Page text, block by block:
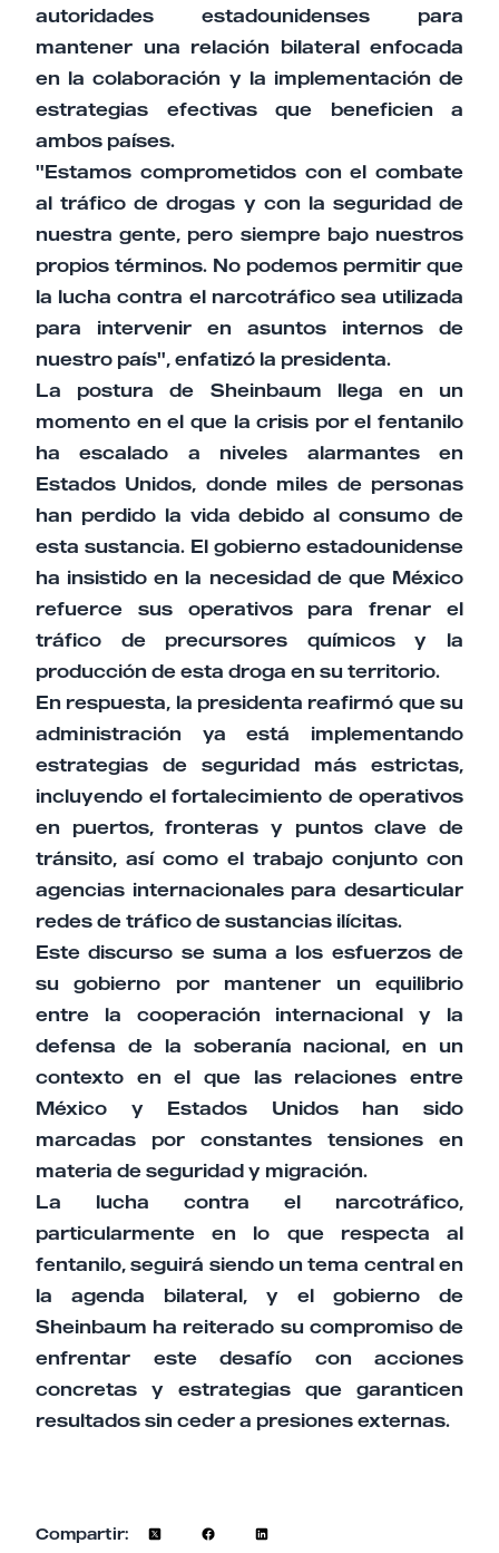
autoridades estadounidenses para
mantener una relación bilateral enfocada
en la colaboración y la implementación de
estrategias efectivas que beneficien a
ambos países.
"Estamos comprometidos con el combate
al tráfico de drogas y con la seguridad de
nuestra gente, pero siempre bajo nuestros
propios términos. No podemos permitir que
la lucha contra el narcotráfico sea utilizada
para intervenir en asuntos internos de
nuestro país", enfatizó la presidenta.
La postura de Sheinbaum llega en un
momento en el que la crisis por el fentanilo
ha escalado a niveles alarmantes en
Estados Unidos, donde miles de personas
han perdido la vida debido al consumo de
esta sustancia. El gobierno estadounidense
ha insistido en la necesidad de que México
refuerce sus operativos para frenar el
tráfico de precursores químicos y la
producción de esta droga en su territorio.
En respuesta, la presidenta reafirmó que su
administración ya está implementando
estrategias de seguridad más estrictas,
incluyendo el fortalecimiento de operativos
en puertos, fronteras y puntos clave de
tránsito, así como el trabajo conjunto con
agencias internacionales para desarticular
redes de tráfico de sustancias ilícitas.
Este discurso se suma a los esfuerzos de
su gobierno por mantener un equilibrio
entre la cooperación internacional y la
defensa de la soberanía nacional, en un
contexto en el que las relaciones entre
México y Estados Unidos han sido
marcadas por constantes tensiones en
materia de seguridad y migración.
La lucha contra el narcotráfico,
particularmente en lo que respecta al
fentanilo, seguirá siendo un tema central en
la agenda bilateral, y el gobierno de
Sheinbaum ha reiterado su compromiso de
enfrentar este desafío con acciones
concretas y estrategias que garanticen
resultados sin ceder a presiones externas.
Compartir: